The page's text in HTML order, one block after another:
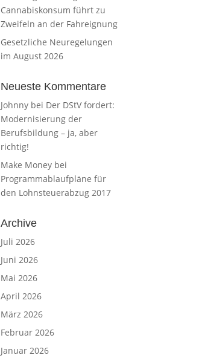
Cannabiskonsum führt zu
Zweifeln an der Fahreignung
Gesetzliche Neuregelungen
im August 2026
Neueste Kommentare
Johnny bei Der DStV fordert:
Modernisierung der
Berufsbildung – ja, aber
richtig!
Make Money bei
Programmablaufpläne für
den Lohnsteuerabzug 2017
Archive
Juli 2026
Juni 2026
Mai 2026
April 2026
März 2026
Februar 2026
Januar 2026